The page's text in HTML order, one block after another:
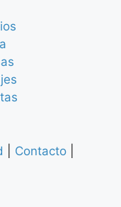
Contacto